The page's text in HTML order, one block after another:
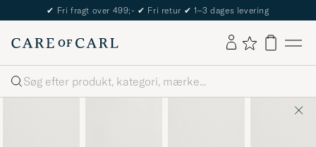
The Care of Carl Passport
Søg